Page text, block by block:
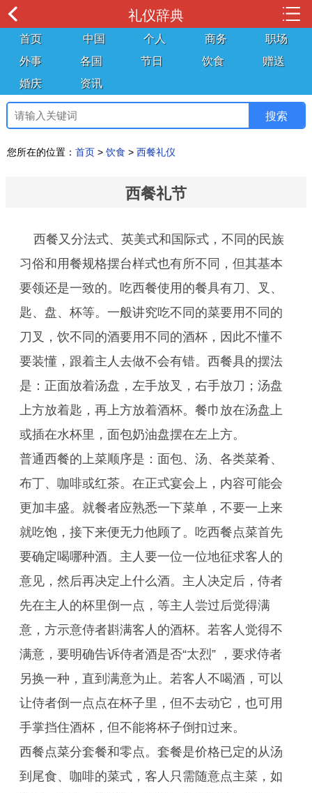
礼仪辞典
首页 中国 个人 商务
职场
外事
各国 节日 饮食
赠送
婚庆
资讯
您所在的位置： 首页 > 饮食 > 西餐礼仪
西餐礼节
西餐又分法式、英美式和国际式，不同的民族
习俗和用餐规格摆台样式也有所不同，但其基本
要领还是一致的。吃西餐使用的餐具有刀、叉、
匙、盘、杯等。一般讲究吃不同的菜要用不同的
刀叉，饮不同的酒要用不同的酒杯，因此不懂不
要装懂，跟着主人去做不会有错。西餐具的摆法
是：正面放着汤盘，左手放叉，右手放刀；汤盘
上方放着匙，再上方放着酒杯。餐巾放在汤盘上
或插在水杯里，面包奶油盘摆在左上方。
普通西餐的上菜顺序是：面包、汤、各类菜肴、
布丁、咖啡或红茶。在正式宴会上，内容可能会
更加丰盛。就餐者应熟悉一下菜单，不要一上来
就吃饱，接下来便无力他顾了。吃西餐点菜首先
要确定喝哪种酒。主人要一位一位地征求客人的
意见，然后再决定上什么酒。主人决定后，侍者
先在主人的杯里倒一点，等主人尝过后觉得满
意，方示意侍者斟满客人的酒杯。若客人觉得不
满意，要明确告诉侍者酒是否“太烈” ，要求侍者
另换一种，直到满意为止。若客人不喝酒，可以
让侍者倒一点点在杯子里，但不去动它，也可用
手掌挡住酒杯，但不能将杯子倒扣过来。
西餐点菜分套餐和零点。套餐是价格已定的从汤
到尾食、咖啡的菜式，客人只需随意点主菜，如